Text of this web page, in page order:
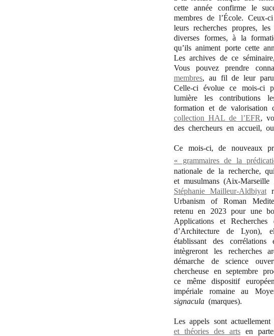
cette année confirme le
membres de l’École. Ceux-
leurs recherches propres,
diverses formes, à la
qu’ils animent porte cette
Les archives de ce
Vous pouvez prendre
membres, au fil de leur
Celle-ci évolue ce mois-ci
lumière les contributions
formation et de valorisation
collection HAL de l’EFR,
des chercheurs en accueil,
Ce mois-ci, de nouveaux
« grammaires de la
nationale de la recherche,
et musulmans (Aix-
Stéphanie Mailleur-Aldbiyat
Urbanism of Roman
retenu en 2023 pour une
Applications et
d’Architecture de Lyon),
établissant des corrélations
intègreront les recherches
démarche de science
chercheuse en septembre
ce même dispositif
impériale romaine au
signacula (marques).
Les appels sont
et théories des arts en